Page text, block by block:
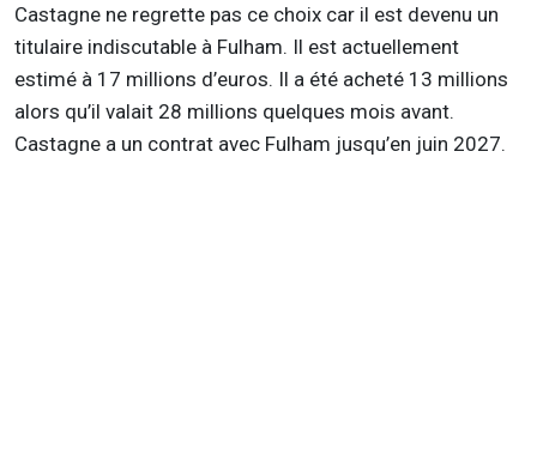
Castagne ne regrette pas ce choix car il est devenu un
titulaire indiscutable à Fulham. Il est actuellement
estimé à 17 millions d’euros. Il a été acheté 13 millions
alors qu’il valait 28 millions quelques mois avant.
Castagne a un contrat avec Fulham jusqu’en juin 2027.